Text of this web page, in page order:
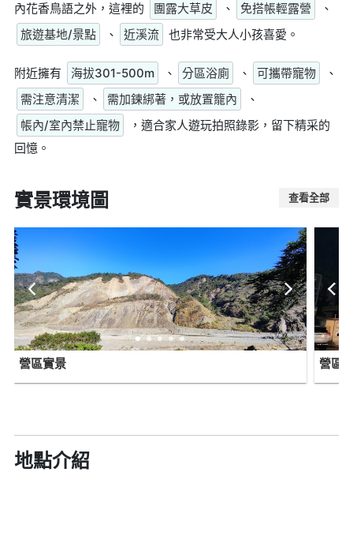
內花香鳥語之外，這裡的
團露大草皮 、 免搭帳輕露營
、
旅遊基地/景點
、 近溪流 也非常受大人小孩喜愛。
附近擁有 海拔301-500m 、 分區浴廁 、 可攜帶寵物
、
需注意清潔
、 需加鍊綁著，或放置籠內
、
帳內/室內禁止寵物
，適合家人遊玩拍照錄影，留下精采的
回憶。
實景環境圖 查看全部
營區實景 營區
地點介紹